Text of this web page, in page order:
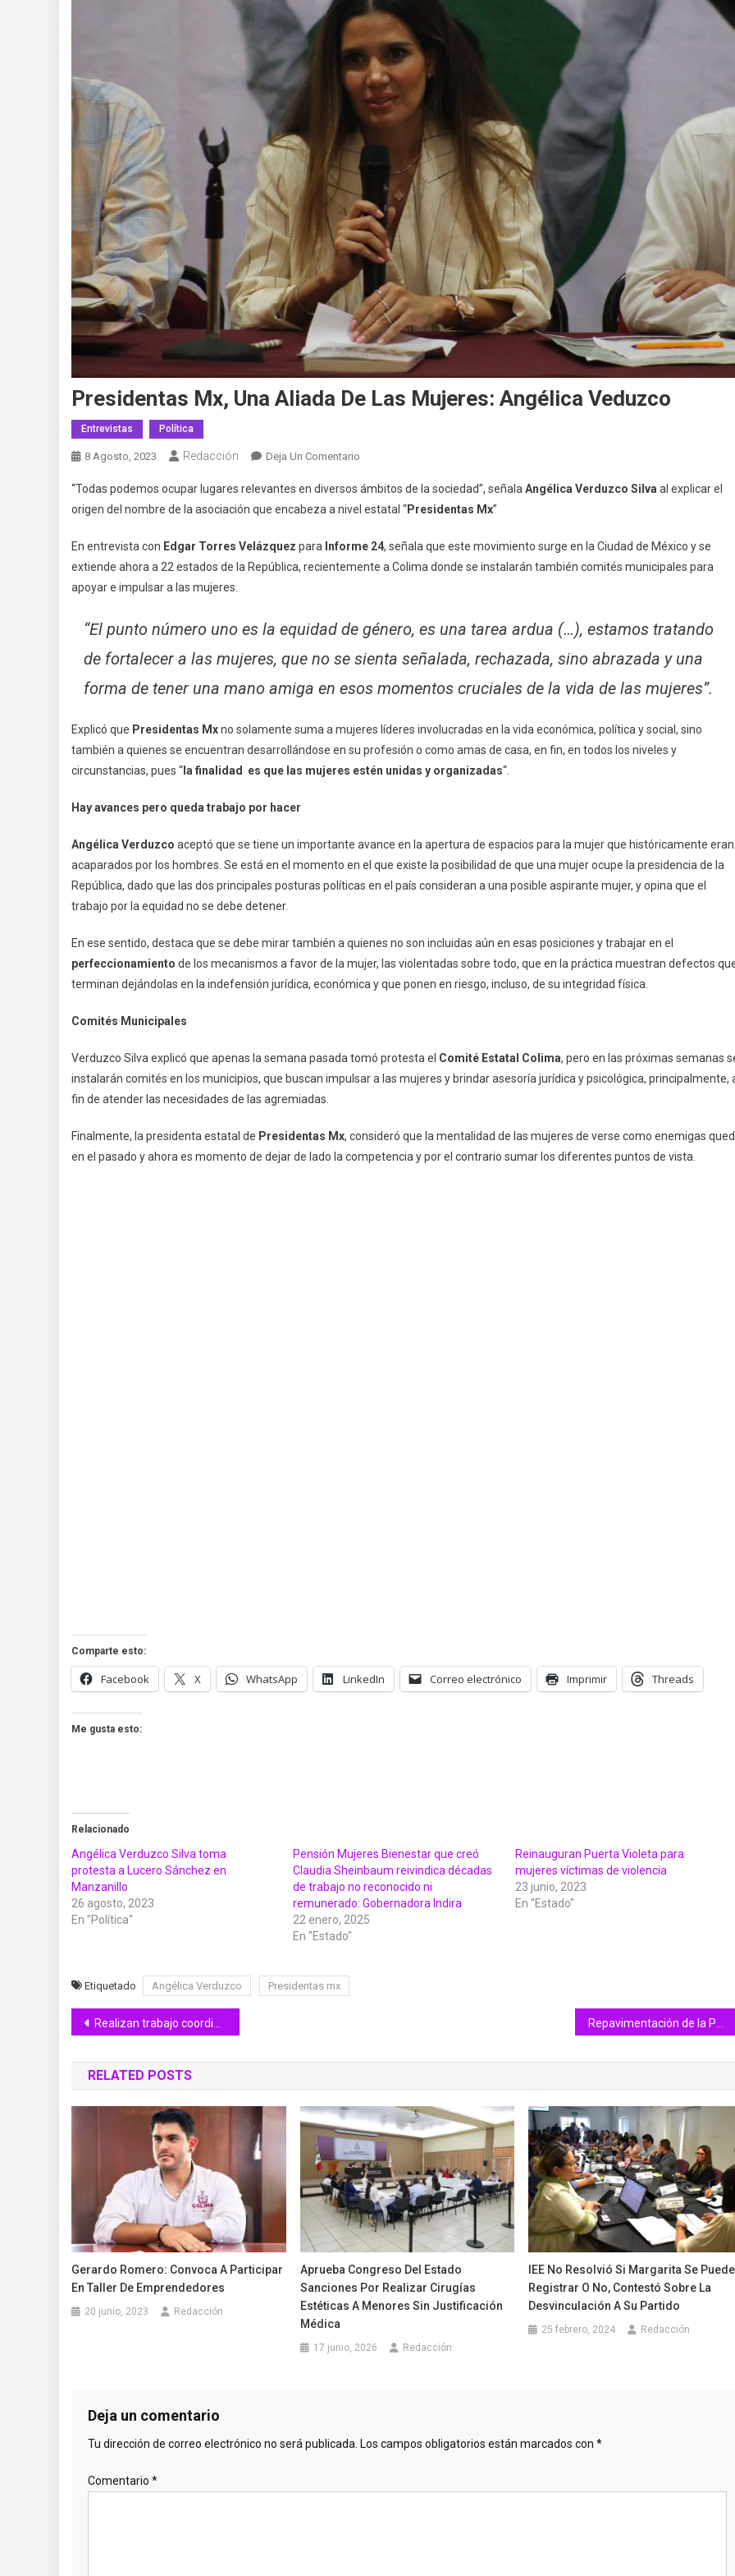
Presidentas Mx, Una Aliada De Las Mujeres: Angélica Veduzco
Entrevistas Política
8 Agosto, 2023 Redacción Deja Un Comentario
Mx,
Una
De
Las
Veduzco
“Todas podemos ocupar lugares relevantes en diversos ámbitos de la sociedad”, señalaAngélica Verduzco Silvaal explicar el
origen del nombre de la asociación que encabeza a nivel estatal “Presidentas Mx”
En entrevista con Edgar Torres Velázquez para Informe 24, señala que este movimiento surge en la Ciudad de México y se
extiende ahora a 22 estados de la República, recientemente a Colima donde se instalarán también comités municipales para
apoyar e impulsar a las mujeres.
“El punto número uno es la equidad de género, es una tarea ardua (…), estamos tratando
de fortalecer a las mujeres, que no se sienta señalada, rechazada, sino abrazada y una
forma de tener una mano amiga en esos momentos cruciales de la vida de las mujeres”.
Explicó que Presidentas Mxno solamente suma a mujeres líderes involucradas en la vida económica, política y social, sino
también a quienes se encuentran desarrollándose en su profesión o como amas de casa, en fin, en todos los niveles y
circunstancias, pues “ la finalidad es que las mujeres estén unidas y organizadas“.
Hay avances pero queda trabajo por hacer
Angélica Verduzco aceptó que se tiene un importante avance en la apertura de espacios para la mujer que históricamente eran
acaparados por los hombres. Se está en el momento en el que existe la posibilidad de que una mujer ocupe la presidencia de la
República, dado que las dos principales posturas políticas en el país consideran a una posible aspirante mujer, y opina que el
trabajo por la equidad no se debe detener.
En ese sentido, destaca que se debe mirar también a quienes no son incluidas aún en esas posiciones y trabajar en el
perfeccionamiento de los mecanismos a favor de la mujer, las violentadas sobre todo, que en la práctica muestran defectos
terminan dejándolas en la indefensión jurídica, económica y que ponen en riesgo, incluso, de su integridad física.
Comités Municipales
Verduzco Silva explicó que apenas la semana pasada tomó protesta el Comité Estatal Colima, pero en las próximas semanas
instalarán comités en los municipios, que buscan impulsar a las mujeres y brindar asesoría jurídica y psicológica, principalmente,
fin de atender las necesidades de las agremiadas.
Finalmente, la presidenta estatal de Presidentas Mx, consideró que la mentalidad de las mujeres de verse como enemigas
en el pasado y ahora es momento de dejar de lado la competencia y por el contrario sumar los diferentes puntos de vista.
Comparte esto:
Facebook X WhatsApp LinkedIn Correo electrónico Imprimir Threads
Me gusta esto:
Relacionado
Angélica Verduzco Silva toma
protesta a Lucero Sánchez en
Manzanillo
26 agosto, 2023
En "Política"
Pensión Mujeres Bienestar que creó
Claudia Sheinbaum reivindica décadas
de trabajo no reconocido ni
remunerado: Gobernadora Indira
22 enero, 2025
En "Estado"
Reinauguran Puerta Violeta para
mujeres víctimas de violencia
23 junio, 2023
En "Estado"
Etiquetado Angélica Verduzco Presidentas mx
Navegación
de
entradas
Realizan trabajo coordinado para mejorar la calidad de vida de personas adultas mayores en Colima Repavimentación de la Pablo Silva presenta 95% de avance
RELATED POSTS
Gerardo Romero: Convoca A Participar
En Taller De Emprendedores
20 junio, 2023 Redacción
Aprueba Congreso Del Estado
Sanciones Por Realizar Cirugías
Estéticas A Menores Sin Justificación
Médica
17 junio, 2026 Redacción
IEE No Resolvió Si Margarita Se Puede
Registrar O No, Contestó Sobre La
Desvinculación A Su Partido
25 febrero, 2024 Redacción
Deja un comentario
Tu dirección de correo electrónico no será publicada. Los campos obligatorios están marcados con *
Comentario *